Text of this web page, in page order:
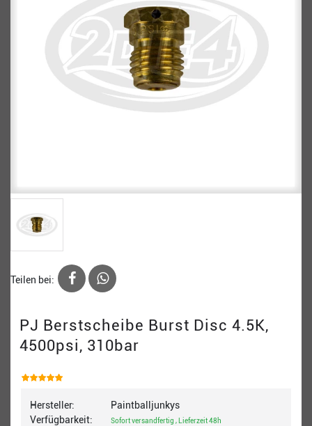
Teilen bei:
PJ Berstscheibe Burst Disc 4.5K,
4500psi, 310bar
Hersteller:
Verfügbarkeit:
Paintballjunkys
Sofort versandfertig , Lieferzeit 48h